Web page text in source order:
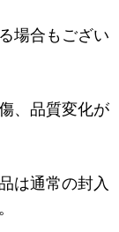
場合もござい
、品質変化が
は通常の封入